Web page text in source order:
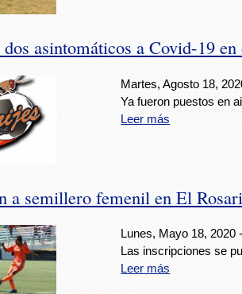
dos asintomáticos a Covid-19
Martes, Agosto 18,
Ya fueron puestos en
Leer más
a semillero femenil en El
Lunes, Mayo 18, 2020
Las inscripciones se
Leer más